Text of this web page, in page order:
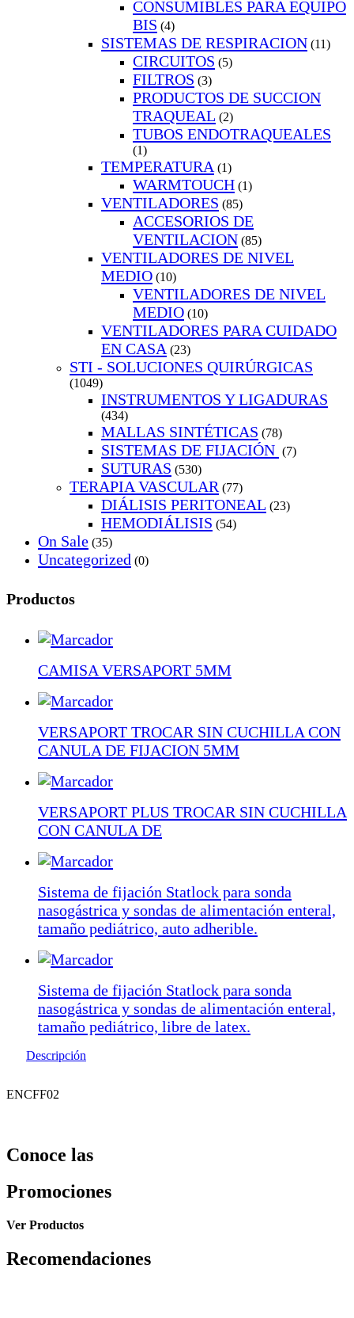
CONSUMIBLES PARA EQUIPO
BIS (4)
SISTEMAS DE RESPIRACION (11)
CIRCUITOS (5)
FILTROS (3)
PRODUCTOS DE SUCCION
TRAQUEAL (2)
TUBOS ENDOTRAQUEALES
(1)
TEMPERATURA (1)
WARMTOUCH (1)
VENTILADORES (85)
ACCESORIOS DE
VENTILACION (85)
VENTILADORES DE NIVEL
MEDIO (10)
VENTILADORES DE NIVEL
MEDIO (10)
VENTILADORES PARA CUIDADO
EN CASA (23)
STI - SOLUCIONES QUIRÚRGICAS
(1049)
INSTRUMENTOS Y LIGADURAS
(434)
MALLAS SINTÉTICAS (78)
SISTEMAS DE FIJACIÓN (7)
SUTURAS (530)
TERAPIA VASCULAR (77)
DIÁLISIS PERITONEAL (23)
HEMODIÁLISIS (54)
On Sale (35)
Uncategorized (0)
Productos
CAMISA VERSAPORT 5MM
VERSAPORT TROCAR SIN CUCHILLA CON
CANULA DE FIJACION 5MM
VERSAPORT PLUS TROCAR SIN CUCHILLA
CON CANULA DE
Sistema de fijación Statlock para sonda
nasogástrica y sondas de alimentación enteral,
tamaño pediátrico, auto adherible.
Sistema de fijación Statlock para sonda
nasogástrica y sondas de alimentación enteral,
tamaño pediátrico, libre de latex.
Descripción
ENCFF02
Conoce las
Promociones
Ver Productos
Recomendaciones